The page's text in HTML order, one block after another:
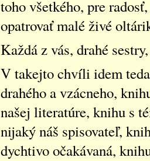
toho všetkého, pre
opatrovať malé živé
Každá z vás, drahé
V takejto chvíli idem
drahého a vzácneho,
našej literatúre, knihu s
nijaký náš spisovateľ,
dychtivo očakávaná,